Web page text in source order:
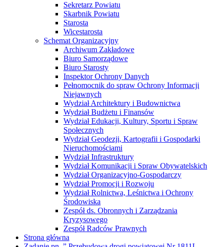
Wicestarosta
Schemat Organizacyjny
Archiwum Zakładowe
Biuro Samorządowe
Biuro Starosty
Inspektor Ochrony Danych
Pełnomocnik do spraw Ochrony Informacji
Niejawnych
Wydział Architektury i Budownictwa
Wydział Budżetu i Finansów
Wydział Edukacji, Kultury, Sportu i Spraw
Społecznych
Wydział Geodezji, Kartografii i Gospodarki
Nieruchomościami
Wydział Infrastruktury
Wydział Komunikacji i Spraw Obywatelskich
Wydział Organizacyjno-Gospodarczy
Wydział Promocji i Rozwoju
Wydział Rolnictwa, Leśnictwa i Ochrony
Środowiska
Zespół ds. Obronnych i Zarządzania
Kryzysowego
Zespół Radców Prawnych
Strona główna
Zadanie pn. ” Przebudowa drogi powiatowej Nr 1811L
na terenie gmin: Siedliszcze i Rejowiec Fabryczny”
Zadanie pn. „Budowa drogi powiatowej Nr 1719L